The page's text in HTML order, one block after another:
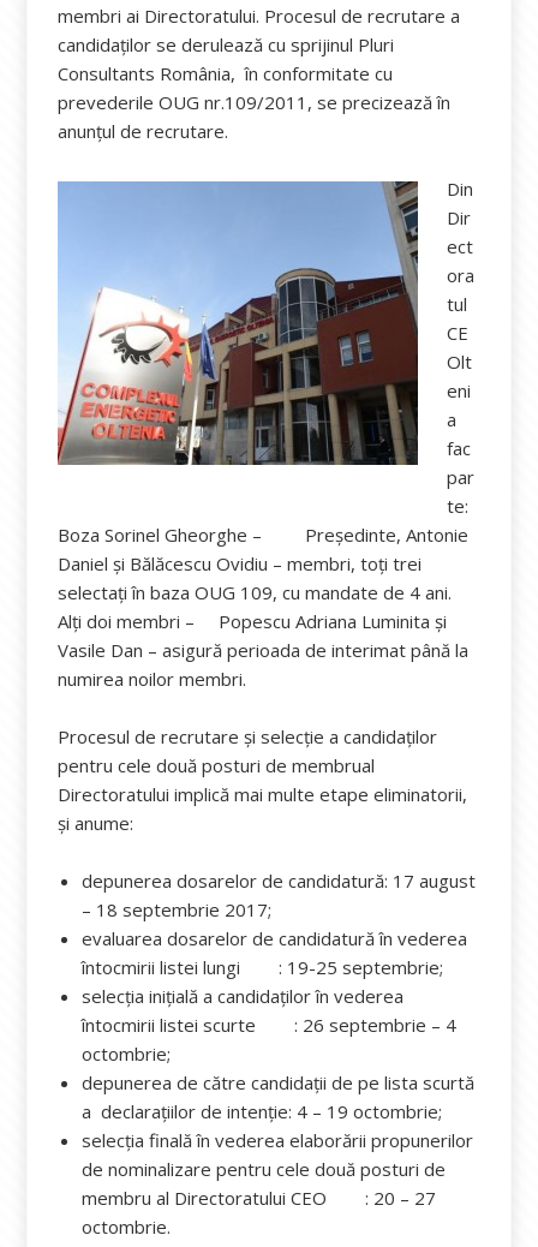
membri ai Directoratului. Procesul de recrutare a
candidaților se derulează cu sprijinul Pluri
Consultants România, în conformitate cu
prevederile OUG nr.109/2011, se precizează în
anunțul de recrutare.
Din
Dir
ect
ora
tul
CE
Olt
eni
a
fac
par
te:
Boza Sorinel Gheorghe – Președinte, Antonie
Daniel și Bălăcescu Ovidiu – membri, toți trei
selectați în baza OUG 109, cu mandate de 4 ani.
Alți doi membri – Popescu Adriana Luminita și
Vasile Dan – asigură perioada de interimat până la
numirea noilor membri.
Procesul de recrutare și selecție a candidaților
pentru cele două posturi de membrual
Directoratului implică mai multe etape eliminatorii,
și anume:
depunerea dosarelor de candidatură: 17 august
– 18 septembrie 2017;
evaluarea dosarelor de candidatură în vederea
întocmirii listei lungi : 19-25 septembrie;
selecția inițială a candidaților în vederea
întocmirii listei scurte : 26 septembrie – 4
octombrie;
depunerea de către candidații de pe lista scurtă
a declarațiilor de intenție: 4 – 19 octombrie;
selecția finală în vederea elaborării propunerilor
de nominalizare pentru cele două posturi de
membru al Directoratului CEO : 20 – 27
octombrie.